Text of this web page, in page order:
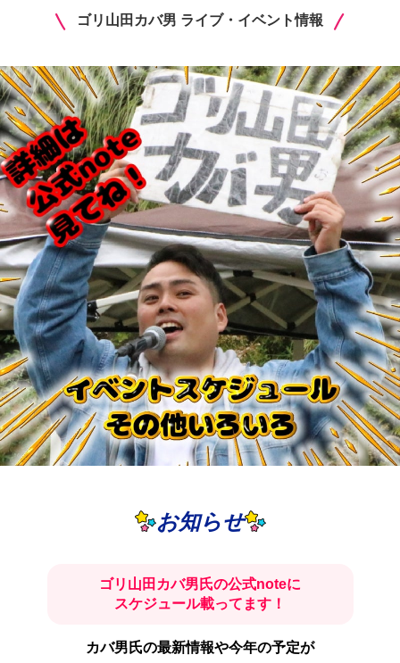
ゴリ山田カバ男 ライブ・イベント情報
お知らせ
ゴリ山田カバ男氏の公式noteに
スケジュール載ってます！
カバ男氏の最新情報や今年の予定が